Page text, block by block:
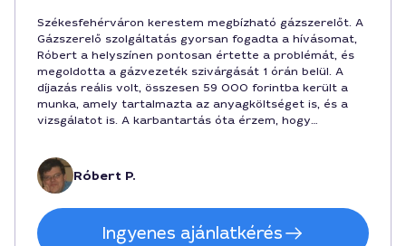
Székesfehérváron kerestem megbízható gázszerelőt. A
Gázszerelő szolgáltatás gyorsan fogadta a hívásomat,
Róbert a helyszínen pontosan értette a problémát, és
megoldotta a gázvezeték szivárgását 1 órán belül. A
díjazás reális volt, összesen 59 000 forintba került a
munka, amely tartalmazta az anyagköltséget is, és a
vizsgálatot is. A karbantartás óta érzem, hogy
Róbert P.
Ingyenes ajánlatkérés